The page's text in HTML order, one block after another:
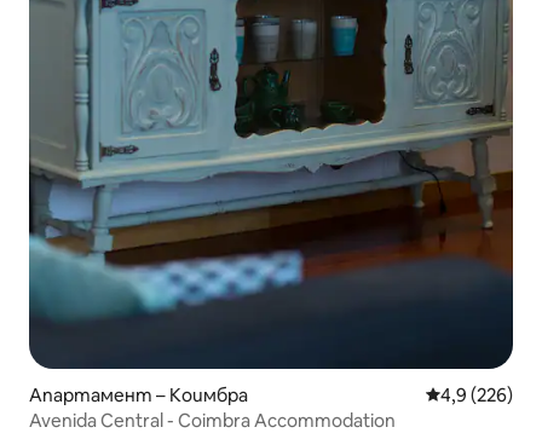
Апартамент – Коимбра Средна
4,9 (226)
Avenida Central - Coimbra Accommodation